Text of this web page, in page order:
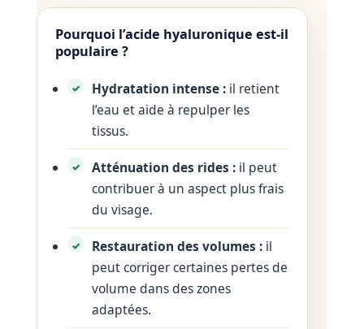
Pourquoi l’acide hyaluronique est-il
populaire ?
Hydratation intense : il retient
l’eau et aide à repulper les
tissus.
Atténuation des rides : il peut
contribuer à un aspect plus frais
du visage.
Restauration des volumes : il
peut corriger certaines pertes de
volume dans des zones
adaptées.